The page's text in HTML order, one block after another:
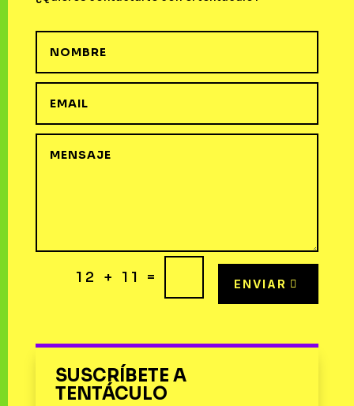
12 + 11 = ENVIAR
SUSCRÍBETE A
TENTÁCULO